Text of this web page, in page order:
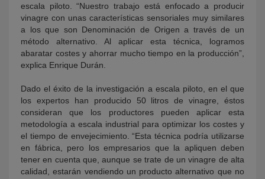
escala piloto.“Nuestro trabajo está enfocado a producir
vinagre con unas características sensoriales muy similares
a los que son Denominación de Origen a través de un
método alternativo. Al aplicar esta técnica, logramos
abaratar costes y ahorrar mucho tiempo en la producción”
explica Enrique Durán.
Dado el éxito de la investigación a escala piloto, en el que
los expertos han producido 50 litros de vinagre, éstos
consideran que los productores pueden aplicar esta
metodología a escala industrial para optimizar los costes y
el tiempo de envejecimiento. “Esta técnica podría utilizarse
en fábrica, pero los empresarios que la apliquen deben
tener en cuenta que, aunque se trate de un vinagre de alta
calidad, estarán vendiendo un producto alternativo que no